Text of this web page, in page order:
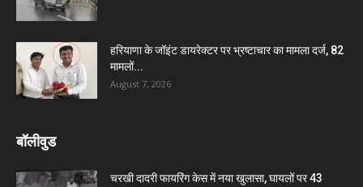
हरियाणा के जॉइंट डायरेक्टर पर भ्रष्टाचार का मामला दर्ज, 82
मामलों...
August 7, 2026
बॉलीवुड
चरखी दादरी फायरिंग केस में नया खुलासा, घायलों पर 43